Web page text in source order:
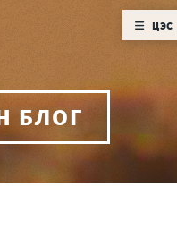
БЛОГ
ЦЭС